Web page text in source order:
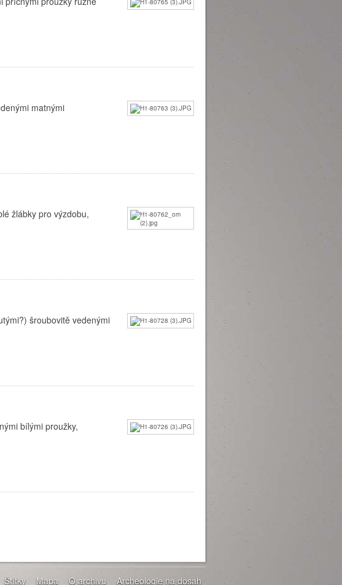
matnými
žlábky pro výzdobu,
šroubovitě vedenými
bílými proužky,
Štítky Mapa O archivu Archeologie na dosah